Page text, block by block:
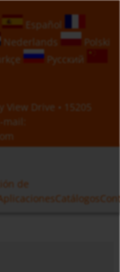
Español
Nederlands
Polski
Русский
Drive • 15205
mail:
de
Catálogos